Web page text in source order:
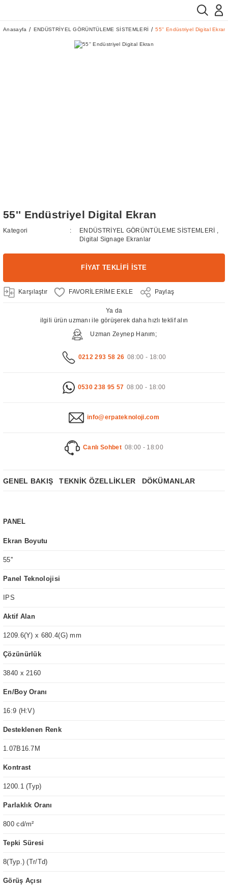
Anasayfa ENDÜSTRİYEL GÖRÜNTÜLEME SİSTEMLERİ 55'' Endüstriyel Digital Ekran
55'' Endüstriyel Digital Ekran
Kategori ENDÜSTRİYEL GÖRÜNTÜLEME SİSTEMLERİ
Digital Signage Ekranlar
FİYAT TEKLİFİ İSTE
Karşılaştır Paylaş
Ya da
ilgili ürün uzmanı ile görüşerek daha hızlı teklif alın
Uzman Zeynep Hanım;
0212 293 58 26 08:00 - 18:00
0530 238 95 57 08:00 - 18:00
info@erpateknoloji.com
Canlı Sohbet 08:00 - 18:00
GENEL BAKIŞ TEKNİK ÖZELLİKLER DÖKÜMANLAR
PANEL
Ekran Boyutu
55''
Panel Teknolojisi
IPS
Aktif Alan
1209.6(Y) x 680.4(G) mm
Çözünürlük
3840 x 2160
En/Boy Oranı
16:9 (H:V)
Desteklenen Renk
1.07B16.7M
Kontrast
1200.1 (Typ)
Parlaklık Oranı
800 cd/m²
Tepki Süresi
8(Typ.) (Tr/Td)
Görüş Açısı